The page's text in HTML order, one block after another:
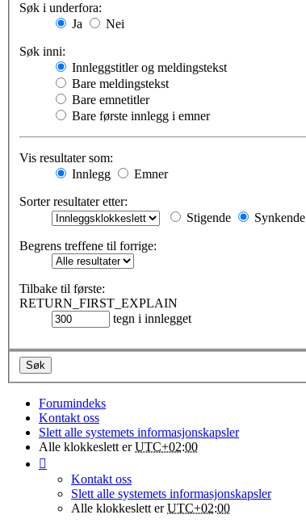
Søk i underfora:
Ja
Nei
Søk inni:
Innleggstitler og meldingstekst
Bare meldingstekst
Bare emnetitler
Bare første innlegg i emner
Vis resultater som:
Innlegg
Emner
Sorter resultater etter:
Stigende
Synkende
Begrens treffene til forrige:
Tilbake til første:
RETURN_FIRST_EXPLAIN
tegn i innlegget
Forumindeks
Kontakt oss
Slett alle systemets informasjonskapsler
Alle klokkeslett erUTC+02:00
Kontakt oss
Slett alle systemets informasjonskapsler
Alle klokkeslett erUTC+02:00